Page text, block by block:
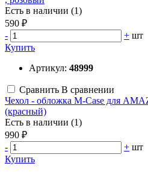
Есть в наличии (1)
590 ₽
-
+ шт
Купить
Артикул: 48999
Сравнить В сравнении
Чехол - обложка M-Case для
(красный)
Есть в наличии (1)
990 ₽
-
+ шт
Купить